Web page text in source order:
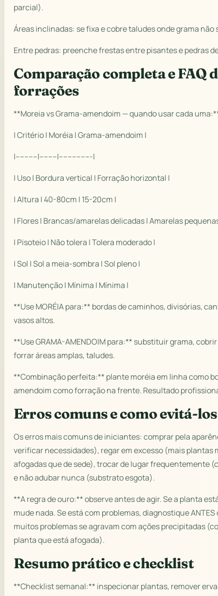
parcial).
Áreas inclinadas: se fixa e cobre taludes onde grama não
Entre pedras: preenche frestas entre pisantes e pedras
Comparação completa e FAQ
forrações
**Moreia vs Grama-amendoim — quando usar cada
| Critério | Moréia | Grama-amendoim |
|----------|--------|---------------|
| Uso | Bordura vertical | Forração horizontal |
| Altura | 40-80cm | 15-20cm |
| Flores | Brancas/amarelas delicadas | Amarelas
| Pisoteio | Não tolera | Tolera moderado |
| Sol | Sol a meia-sombra | Sol pleno |
| Manutenção | Mínima | Mínima |
**Use MORÉIA para:** bordas de caminhos, divisórias,
vasos altos.
**Use GRAMA-AMENDOIM para:** substituir grama,
forrar áreas amplas, taludes.
**Combinação perfeita:** plante moréia em linha como
amendoim como forração na frente. Resultado
Erros comuns e como evitá-los
Os erros mais comuns de iniciantes: comprar pela
verificar necessidades), regar em excesso (mais plantas
afogadas que de sede), trocar de lugar frequentemente
e não adubar nunca (substrato esgota).
**A regra de ouro:** observe antes de agir. Se a planta
mude nada. Se está com problemas, diagnostique
muitos problemas se agravam com ações precipitadas
planta que está afogada).
Resumo prático e checklist
**Checklist semanal:** inspecionar plantas, remover